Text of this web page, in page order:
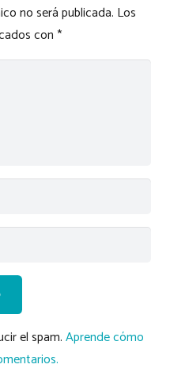
no será publicada. Los
con*
el spam.Aprende cómo